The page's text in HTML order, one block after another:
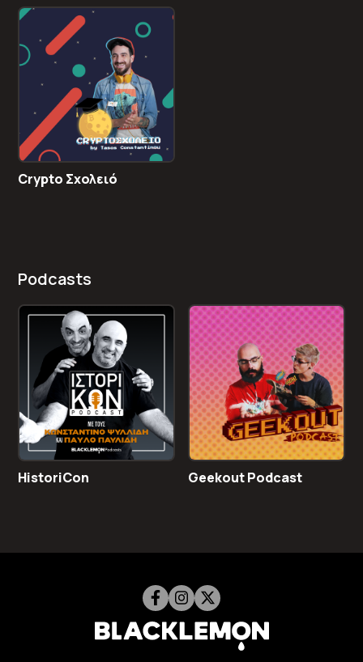
Crypto Σχολειό
Podcasts
HistoriCon Geekout Podcast